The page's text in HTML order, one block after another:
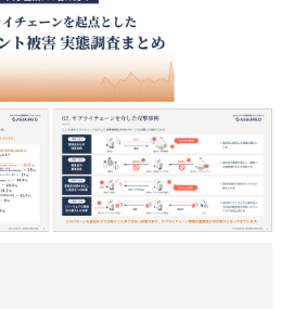
コラム
お役立ち資料
ラウドサービス事業者様